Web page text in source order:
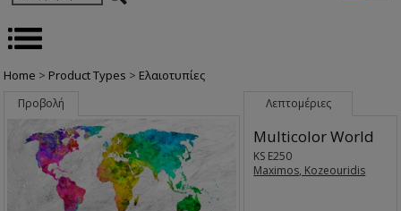
Home > Product Types > Ελαιοτυπίες
Προβολή Λεπτομέριες
Multicolor World
KS E250
Maximos, Kozeouridis